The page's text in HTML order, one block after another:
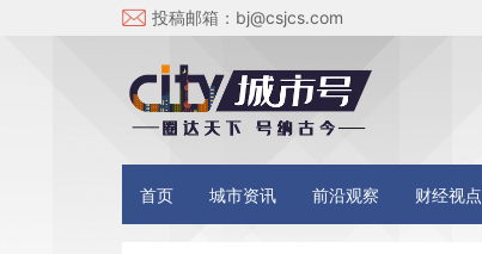
投稿邮箱： bj@csjcs.com
首页 城市资讯 前沿观察 财经视点